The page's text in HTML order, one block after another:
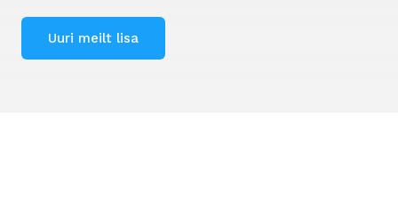
Uuri meilt lisa